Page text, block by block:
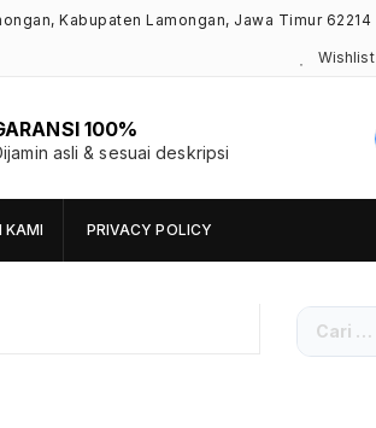
Kabupaten Lamongan, Jawa Timur 62214
Wishlist
100%
asli & sesuai deskripsi
KAMI PRIVACY POLICY
Cari
untuk: